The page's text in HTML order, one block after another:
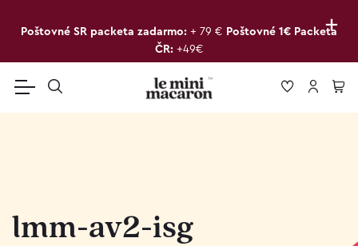
+
Poštovné SR packeta zadarmo: + 79 € Poštovné 1€ Packeta
ČR: +49€
lmm-av2-isg